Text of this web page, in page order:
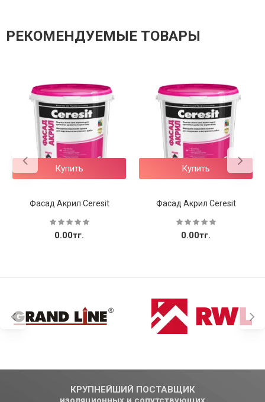
РЕКОМЕНДУЕМЫЕ ТОВАРЫ
Купить
Фасад Акрил Ceresit
0.00тг.
Купить
Фасад Акрил Ceresit
0.00тг.
КРУПНЕЙШИЙ ПОСТАВЩИК